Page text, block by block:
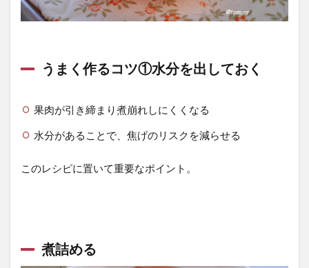
うまく作るコツ①水分を出しておく
果肉が引き締まり煮崩れしにくくなる
水分があることで、焦げのリスクを減らせる
このレシピに置いて重要なポイント。
煮詰める